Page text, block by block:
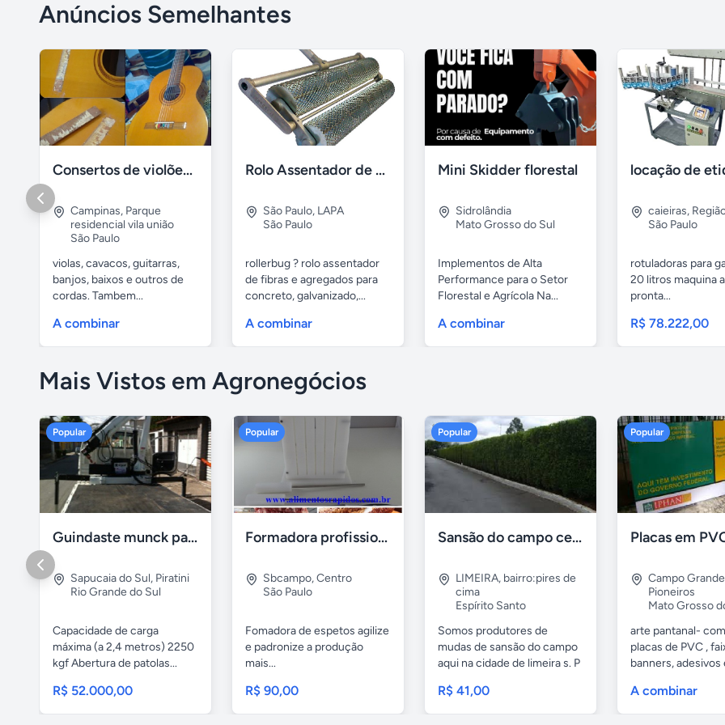
Anúncios Semelhantes
Consertos de violões/guitarras e outros de cordas
Campinas, Parque
residencial vila união
São Paulo
violas, cavacos, guitarras,
banjos, baixos e outros de
cordas. Tambem...
A combinar
Rolo Assentador de Agregados / Rollerbug - 36
São Paulo, LAPA
São Paulo
rollerbug ? rolo assentador
de fibras e agregados para
concreto, galvanizado,...
A combinar
Mini Skidder florestal
Sidrolândia
Mato Grosso do Sul
Implementos de Alta
Performance para o Setor
Florestal e Agrícola Na...
A combinar
caieiras,
São Paulo
rotuladoras para
20 litros maquina
pronta...
R$ 78.222,00
Mais Vistos em Agronegócios
Popular
Guindaste munck para 2 toneladas
Sapucaia do Sul, Piratini
Rio Grande do Sul
Capacidade de carga
máxima (a 2,4 metros) 2250
kgf Abertura de patolas...
R$ 52.000,00
Popular
Formadora profissional carne
Sbcampo,Centro
São Paulo
Fomadora de espetos agilize
e padronize a produção
mais...
R$ 90,00
Popular
Sansão do campo cerca viva por 0,65 á muda
LIMEIRA, bairro:pires de
cima
Espírito Santo
Somos produtores de
mudas de sansão do campo
aqui na cidade de limeira s. P
R$ 41,00
Popular
Campo Grande
Pioneiros
Mato Grosso
arte pantanal-
placas de PVC ,
banners, adesivos
A combinar